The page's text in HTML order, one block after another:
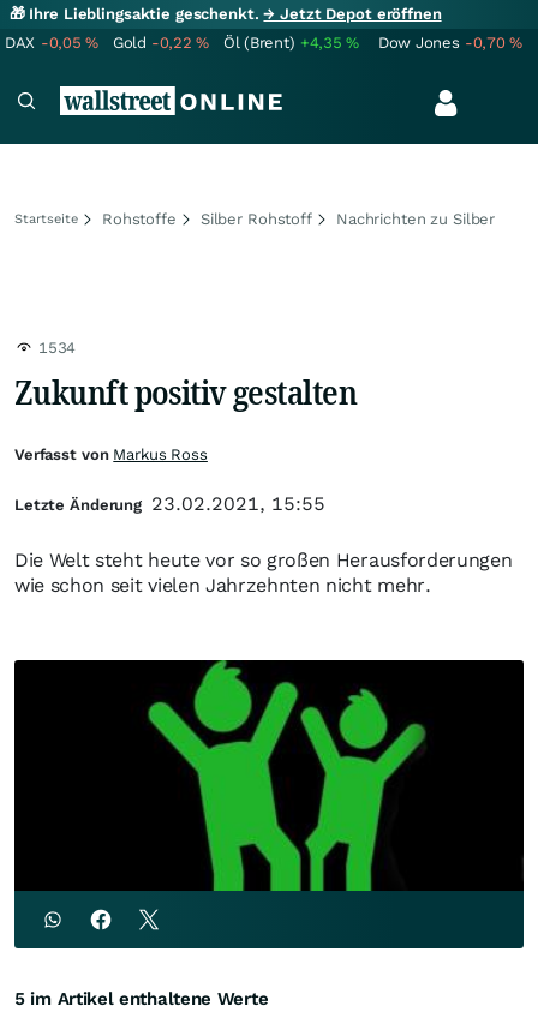
🎁 Ihre Lieblingsaktie geschenkt.→ Jetzt Depot eröffnen
DAX -0,05% Gold -0,22% Öl (Brent) +4,35% Dow Jones -0,70%
Startseite Rohstoffe Silber Rohstoff Nachrichten zu Silber
1534
Zukunft positiv gestalten
Die Welt steht heute vor so großen Herausforderungen
wie schon seit vielen Jahrzehnten nicht mehr.
Verfasst von Markus Ross
Letzte Änderung 23.02.2021, 15:55
5 im Artikel enthaltene Werte